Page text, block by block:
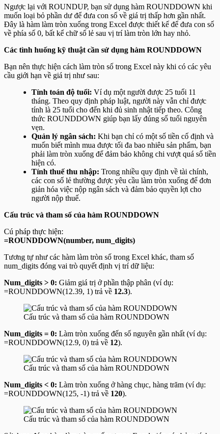
Ngược lại với ROUNDUP, bạn sử dụng hàm ROUNDDOWN khi
muốn loại bỏ phần dư để đưa con số về giá trị thấp hơn gần nhất.
Đây là hàm làm tròn xuống trong Excel được thiết kế để đưa con số
về phía số 0, bất kể chữ số lẻ sau vị trí làm tròn lớn hay nhỏ.
Các tình huống kỹ thuật cần sử dụng hàm ROUNDDOWN
Bạn nên thực hiện cách làm tròn số trong Excel này khi có các yêu
cầu giới hạn về giá trị như sau:
Tính toán độ tuổi: Ví dụ một người được 25 tuổi 11
tháng. Theo quy định pháp luật, người này vẫn chỉ được
tính là 25 tuổi cho đến khi đủ sinh nhật tiếp theo. Công
thức ROUNDDOWN giúp bạn lấy đúng số tuổi nguyên
vẹn.
Quản lý ngân sách: Khi bạn chỉ có một số tiền cố định và
muốn biết mình mua được tối đa bao nhiêu sản phẩm, bạn
phải làm tròn xuống để đảm bảo không chi vượt quá số tiền
hiện có.
Tính thuế thu nhập: Trong nhiều quy định về tài chính,
các con số lẻ thường được yêu cầu làm tròn xuống để đơn
giản hóa việc nộp ngân sách và đảm bảo quyền lợi cho
người nộp thuế.
Cấu trúc và tham số của hàm ROUNDDOWN
Cú pháp thực hiện:
=ROUNDDOWN(number, num_digits)
Tương tự như các hàm làm tròn số trong Excel khác, tham số
num_digits đóng vai trò quyết định vị trí dữ liệu:
Num_digits > 0: Giảm giá trị ở phần thập phân (ví dụ:
=ROUNDDOWN(12.39, 1) trả về 12.3).
Cấu trúc và tham số của hàm ROUNDDOWN
Num_digits = 0: Làm tròn xuống đến số nguyên gần nhất (ví dụ:
=ROUNDDOWN(12.9, 0) trả về 12).
Cấu trúc và tham số của hàm ROUNDDOWN
Num_digits < 0: Làm tròn xuống ở hàng chục, hàng trăm (ví dụ:
=ROUNDDOWN(125, -1) trả về 120).
Cấu trúc và tham số của hàm ROUNDDOWN